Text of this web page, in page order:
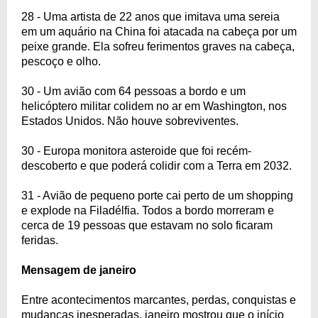
28 - Uma artista de 22 anos que imitava uma sereia
em um aquário na China foi atacada na cabeça por um
peixe grande. Ela sofreu ferimentos graves na cabeça,
pescoço e olho.
30 - Um avião com 64 pessoas a bordo e um
helicóptero militar colidem no ar em Washington, nos
Estados Unidos. Não houve sobreviventes.
30 - Europa monitora asteroide que foi recém-
descoberto e que poderá colidir com a Terra em 2032.
31 - Avião de pequeno porte cai perto de um shopping
e explode na Filadélfia. Todos a bordo morreram e
cerca de 19 pessoas que estavam no solo ficaram
feridas.
Mensagem de janeiro
Entre acontecimentos marcantes, perdas, conquistas e
mudanças inesperadas, janeiro mostrou que o início